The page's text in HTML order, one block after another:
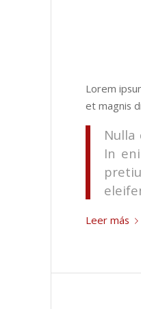
Lorem
et magnis
Nulla
In
Leer más